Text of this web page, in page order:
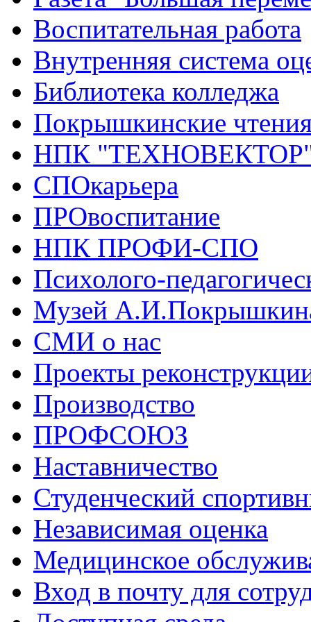
Воспитательная работа
Внутренняя система
Библиотека колледжа
Покрышкинские
НПК
СПОкарьера
ПРОвоспитание
НПК ПРОФИ-СПО
Психолого-
Музей
СМИ о нас
Проекты
Производство
ПРОФСОЮЗ
Наставничество
Студенческий
Независимая оценка
Медицинское
Вход в почту для